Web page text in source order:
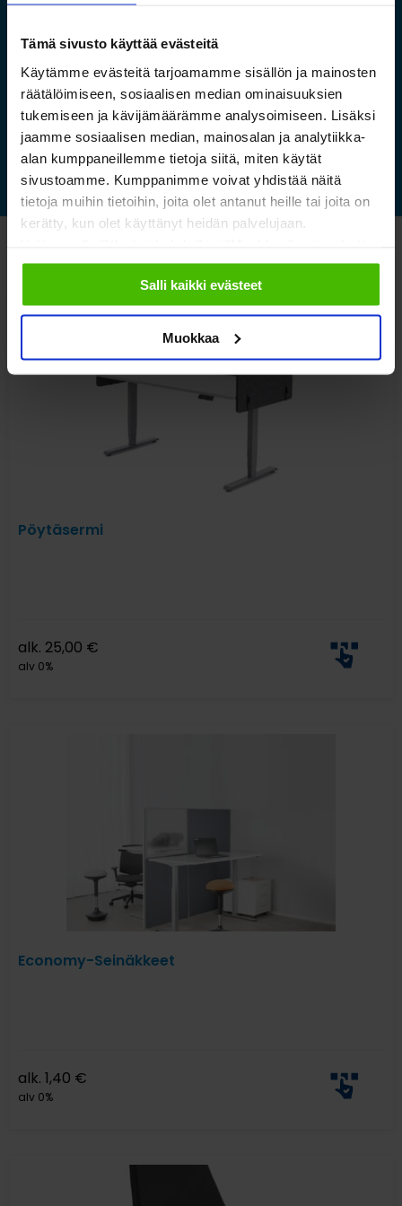
Tämä sivusto käyttää evästeitä
Käytämme evästeitä tarjoamamme sisällön ja mainosten
räätälöimiseen, sosiaalisen median ominaisuuksien
tukemiseen ja kävijämäärämme analysoimiseen. Lisäksi
jaamme sosiaalisen median, mainosalan ja analytiikka-
alan kumppaneillemme tietoja siitä, miten käytät
sivustoamme. Kumppanimme voivat yhdistää näitä
tietoja muihin tietoihin, joita olet antanut heille tai joita on
kerätty, kun olet käyttänyt heidän palvelujaan.
sallimiisi evästeisiin.
Salli kaikki evästeet
Muokkaa
sopivat ilmastoidut ja
kestävät säilytysratkaisut
Lue lisää »
Katso myös nämä
Pöytäsermi
alk. 25,00 €
alv 0%
Economy-Seinäkkeet
alk. 1,40 €
alv 0%